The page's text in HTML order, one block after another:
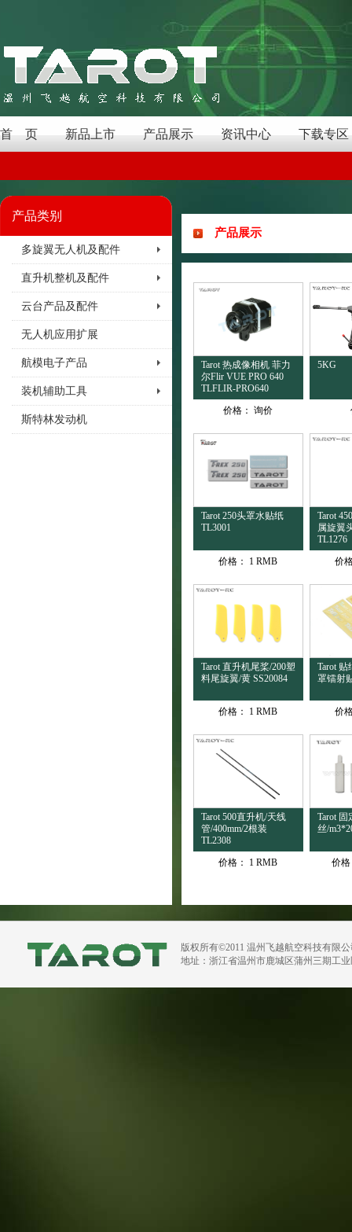
首 页 新品上市 产品展示 资讯中心 下载专区
产品类别
多旋翼无人机及配件
直升机整机及配件
云台产品及配件
无人机应用扩展
航模电子产品
装机辅助工具
斯特林发动机
产品展示
Tarot 热成像相机 菲力
尔Flir VUE PRO 640
TLFLIR-PRO640
价格： 询价
5KG
Tarot 250头罩水贴纸
TL3001
价格： 1 RMB
Tarot
属旋翼
TL1276
价
Tarot 直升机尾桨/200塑
料尾旋翼/黄 SS20084
价格： 1 RMB
Tarot 贴
罩镭射
价
Tarot 500直升机/天线
管/400mm/2根装
TL2308
价格：
1 RMB
Tarot
丝/
价
版权所有©2011 温州飞越航空科技有限
地址：浙江省温州市鹿城区蒲州三期工业